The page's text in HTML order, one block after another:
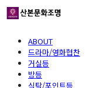
ABOUT
드라마/영화협찬
거실등
방등
식탁/포인트등